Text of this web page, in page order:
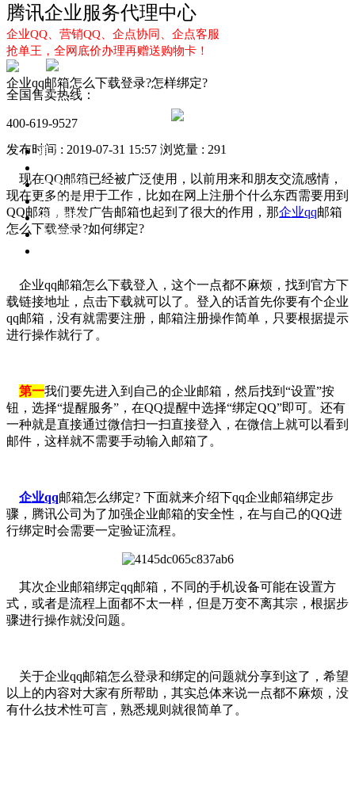
腾讯企业服务代理中心
企业QQ、营销QQ、企点协同、企点客服
抢单王，全网底价办理再赠送购物卡！
全国售卖热线：
400-619-9527
首页
企点服务
企业QQ2.0
企点协同
新闻动态
企业qq邮箱怎么下载登录?怎样绑定?
发布时间 : 2019-07-31 15:57 浏览量 : 291
现在QQ邮箱已经被广泛使用，以前用来和朋友交流感情，
现在更多的是用于工作，比如在网上注册个什么东西需要用到
QQ邮箱，群发广告邮箱也起到了很大的作用，那企业qq邮箱
怎么下载登录?如何绑定?
企业qq邮箱怎么下载登入，这个一点都不麻烦，找到官方下
载链接地址，点击下载就可以了。登入的话首先你要有个企业
qq邮箱，没有就需要注册，邮箱注册操作简单，只要根据提示
进行操作就行了。
第一我们要先进入到自己的企业邮箱，然后找到“设置”按
钮，选择“提醒服务”，在QQ提醒中选择“绑定QQ”即可。还有
一种就是直接通过微信扫一扫直接登入，在微信上就可以看到
邮件，这样就不需要手动输入邮箱了。
企业qq邮箱怎么绑定? 下面就来介绍下qq企业邮箱绑定步
骤，腾讯公司为了加强企业邮箱的安全性，在与自己的QQ进
行绑定时会需要一定验证流程。
其次企业邮箱绑定qq邮箱，不同的手机设备可能在设置方
式，或者是流程上面都不太一样，但是万变不离其宗，根据步
骤进行操作就没问题。
关于企业qq邮箱怎么登录和绑定的问题就分享到这了，希望
以上的内容对大家有所帮助，其实总体来说一点都不麻烦，没
有什么技术性可言，熟悉规则就很简单了。